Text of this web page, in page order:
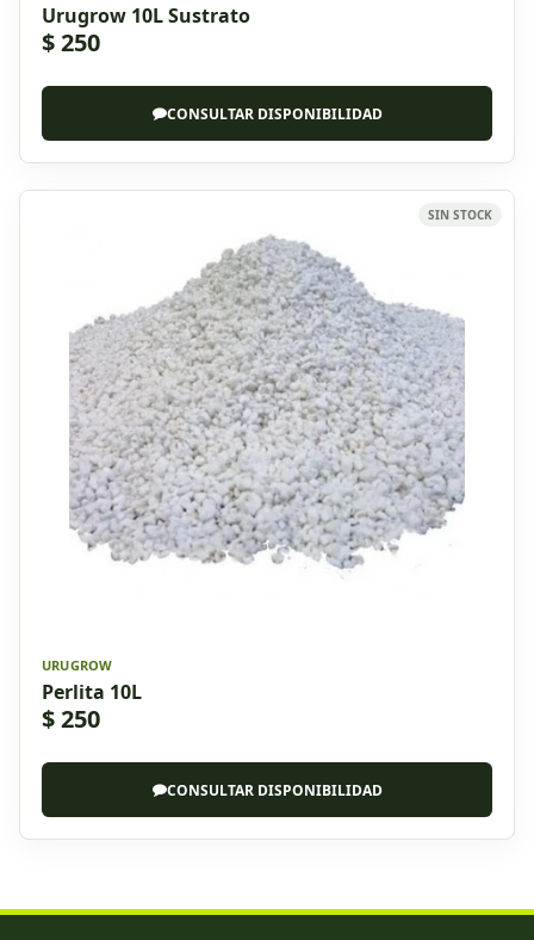
Urugrow 10L Sustrato
$ 250
CONSULTAR DISPONIBILIDAD
SIN STOCK
URUGROW
Perlita 10L
$ 250
CONSULTAR DISPONIBILIDAD